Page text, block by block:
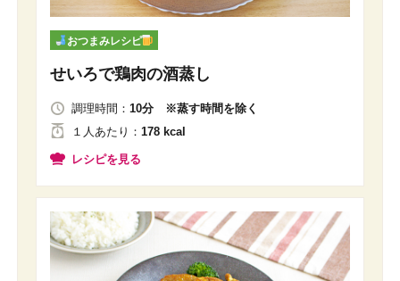
おつまみレシピ
せいろで鶏肉の酒蒸し
調理時間： 10分 ※蒸す時間を除く
１人 あたり ： 178 kcal
レシピを見る